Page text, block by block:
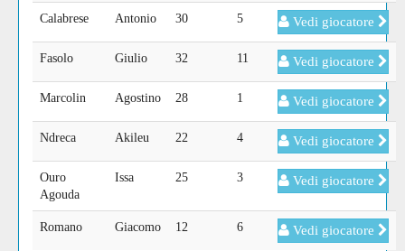
Calabrese Antonio 30 5 Vedi giocatore
Fasolo Giulio 32 11 Vedi giocatore
Marcolin Agostino 28 1 Vedi giocatore
Ndreca Akileu 22 4 Vedi giocatore
Ouro
Agouda
Issa 25 3 Vedi giocatore
Romano Giacomo 12 6 Vedi giocatore